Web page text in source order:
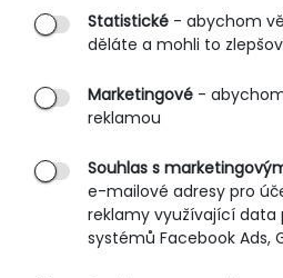
Statistické - abychom
děláte a mohli to
Marketingové -
reklamou
Souhlas s
e-mailové adresy pro
reklamy využívající data
systémů Facebook Ads,
B2B vstup
PRŮVODCE NAKUPOVÁNÍM
Obchodní podmínky
Rozměrové tabulky
Způsoby doručení
Ochrana osobních údajů